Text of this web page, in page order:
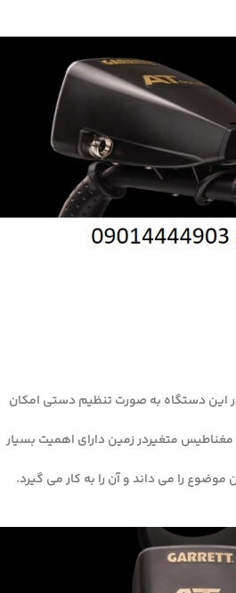
این دستگاه به صورت تنظیم دستی امکان
متغیردر زمین دارای اهمیت بسیار
را می داند و آن را به کار می گیرد.